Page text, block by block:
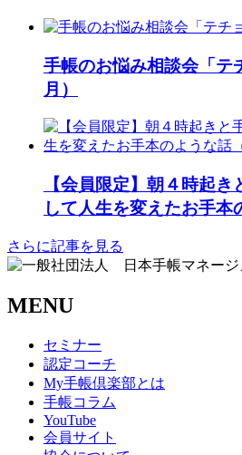
手帳のお悩み相談会「テ
月）
【会員限定】朝４時起
して人生を変えたお手本
さらに記事を見る
MENU
セミナー
認定コーチ
My手帳倶楽部とは
手帳コラム
YouTube
会員サイト